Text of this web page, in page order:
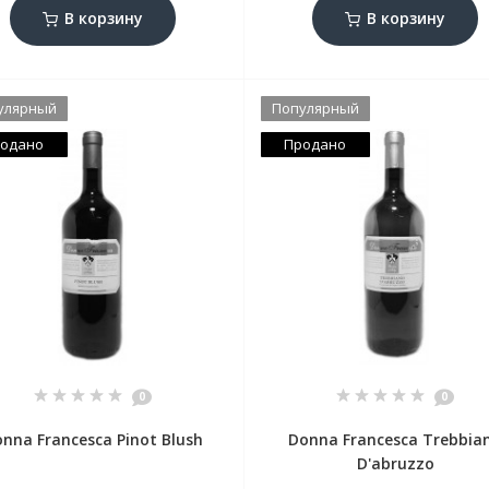
В корзину В корзину
0
Francesca Pinot Blush
Популярный
Продано
0
Donna Francesca
D'abruzzo